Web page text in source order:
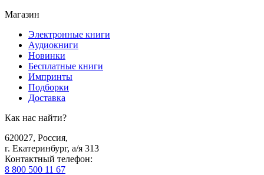
Магазин
Электронные книги
Аудиокниги
Новинки
Бесплатные книги
Импринты
Подборки
Доставка
Как нас найти?
620027, Россия,
г. Екатеринбург, а/я 313
Контактный телефон:
8 800 500 11 67